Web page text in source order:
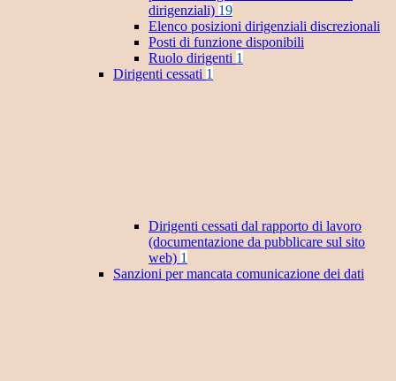
dirigenziali) 19
Elenco posizioni dirigenziali discrezionali
Posti di funzione disponibili
Ruolo dirigenti 1
Dirigenti cessati 1
Dirigenti cessati dal rapporto di lavoro
(documentazione da pubblicare sul sito
web) 1
Sanzioni per mancata comunicazione dei dati